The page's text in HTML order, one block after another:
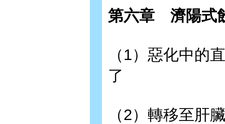
第六章 濟陽式
（1）惡化中
了
（2）轉移至肝